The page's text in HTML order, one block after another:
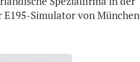
Simulator von München